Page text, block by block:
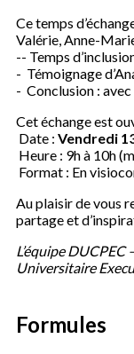
Ce temps
Valérie, Anne-
-- Temps
- Témoignage
- Conclusion :
Cet échange est
Date : Vendredi
Heure : 9h à 10h
Format : En
Au plaisir de vous
partage et
L’équipe
Universitaire
Formules